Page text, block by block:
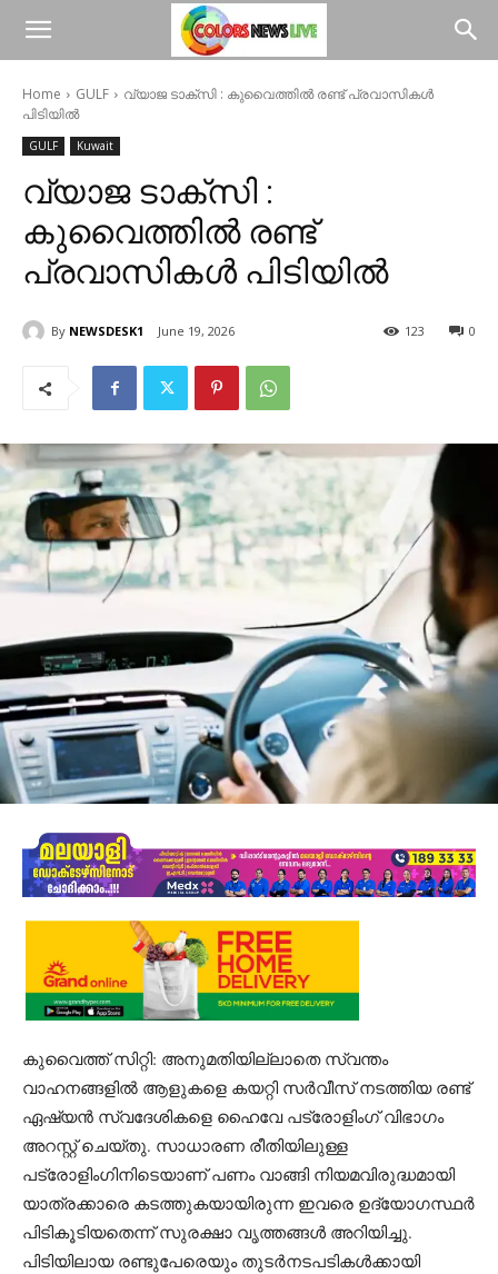
Home GULF
വ്യാജ ടാക്‌സി : കുവൈത്തിൽ രണ്ട് പ്രവാസികൾ
പിടിയിൽ
GULF Kuwait
വ്യാജ ടാക്‌സി :
കുവൈത്തിൽ രണ്ട്
പ്രവാസികൾ പിടിയിൽ
By NEWSDESK1 June 19, 2026 0
123
കുവൈത്ത് സിറ്റി: അനുമതിയില്ലാതെ സ്വന്തം
വാഹനങ്ങളിൽ ആളുകളെ കയറ്റി സർവീസ് നടത്തിയ രണ്ട്
ഏഷ്യൻ സ്വദേശികളെ ഹൈവേ പട്രോളിംഗ് വിഭാഗം
അറസ്റ്റ് ചെയ്തു. സാധാരണ രീതിയിലുള്ള
പട്രോളിംഗിനിടെയാണ് പണം വാങ്ങി നിയമവിരുദ്ധമായി
യാത്രക്കാരെ കടത്തുകയായിരുന്ന ഇവരെ ഉദ്യോഗസ്ഥർ
പിടികൂടിയതെന്ന് സുരക്ഷാ വൃത്തങ്ങൾ അറിയിച്ചു.
പിടിയിലായ രണ്ടുപേരെയും തുടർനടപടികൾക്കായി